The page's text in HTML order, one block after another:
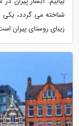
شناخته می گردد، یکی
زیبای روستای پیران